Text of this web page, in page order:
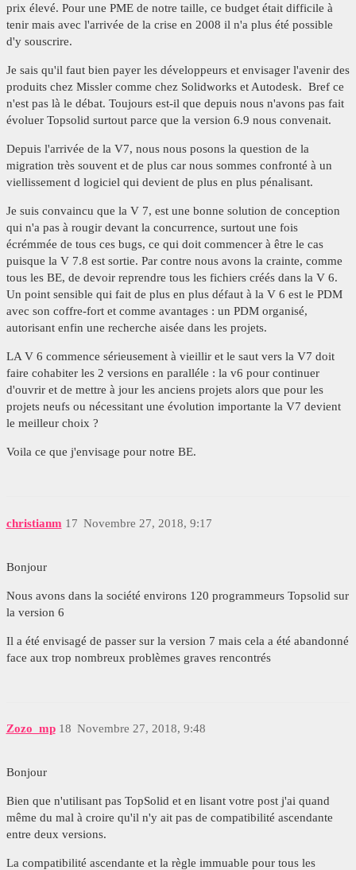
prix élevé. Pour une PME de notre taille, ce budget était difficile à
tenir mais avec l'arrivée de la crise en 2008 il n'a plus été possible
d'y souscrire.
Je sais qu'il faut bien payer les développeurs et envisager l'avenir des
produits chez Missler comme chez Solidworks et Autodesk. Bref ce
n'est pas là le débat. Toujours est-il que depuis nous n'avons pas fait
évoluer Topsolid surtout parce que la version 6.9 nous convenait.
Depuis l'arrivée de la V7, nous nous posons la question de la
migration très souvent et de plus car nous sommes confronté à un
viellissement d logiciel qui devient de plus en plus pénalisant.
Je suis convaincu que la V 7, est une bonne solution de conception
qui n'a pas à rougir devant la concurrence, surtout une fois
écrémmée de tous ces bugs, ce qui doit commencer à être le cas
puisque la V 7.8 est sortie. Par contre nous avons la crainte, comme
tous les BE, de devoir reprendre tous les fichiers créés dans la V 6.
Un point sensible qui fait de plus en plus défaut à la V 6 est le PDM
avec son coffre-fort et comme avantages : un PDM organisé,
autorisant enfin une recherche aisée dans les projets.
LA V 6 commence sérieusement à vieillir et le saut vers la V7 doit
faire cohabiter les 2 versions en paralléle : la v6 pour continuer
d'ouvrir et de mettre à jour les anciens projets alors que pour les
projets neufs ou nécessitant une évolution importante la V7 devient
le meilleur choix ?
Voila ce que j'envisage pour notre BE.
christianm Novembre 27, 2018, 9:17
17
Bonjour
Nous avons dans la société environs 120 programmeurs Topsolid sur
la version 6
Il a été envisagé de passer sur la version 7 mais cela a été abandonné
face aux trop nombreux problèmes graves rencontrés
Zozo_mp Novembre 27, 2018, 9:48
18
Bonjour
Bien que n'utilisant pas TopSolid et en lisant votre post j'ai quand
même du mal à croire qu'il n'y ait pas de compatibilité ascendante
entre deux versions.
La compatibilité ascendante et la règle immuable pour tous les